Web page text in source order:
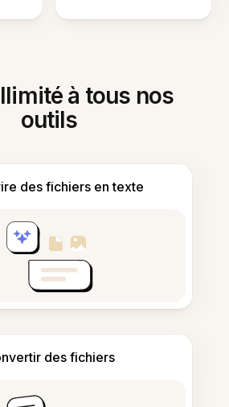
à tous nos
outils
des fichiers en texte
des fichiers